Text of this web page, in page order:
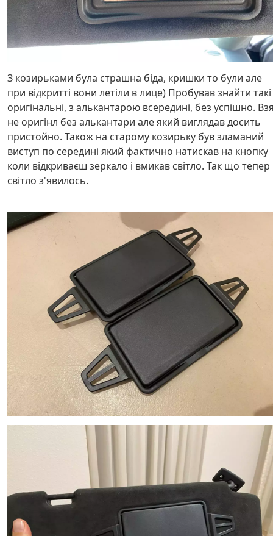
З козирьками була страшна біда, кришки то були але
при відкритті вони летіли в лице) Пробував знайти такі
оригінальні, з алькантарою всередині, без успішно.
не оригінл без алькантари але який виглядав досить
пристойно. Також на старому козирьку був зламаний
виступ по середині який фактично натискав на кнопку
коли відкриваєш зеркало і вмикав світло. Так що тепер
світло з'явилось.